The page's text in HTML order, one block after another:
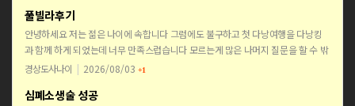
풀빌라후기
안녕하세요 저는 젊은 나이에 속합니다 그럼에도 불구하고 첫 다낭여행을 다낭킹
과 함께 하게 되었는데 너무 만족스럽습니다 모르는게 많은 나머지 질문을 할 수 밖
에 없는 상황이였는데 친절하게 모든 질문에 답을 해주셨고 처…
경상도사나이 | 2026/08/03 +1
심폐소생술 성공